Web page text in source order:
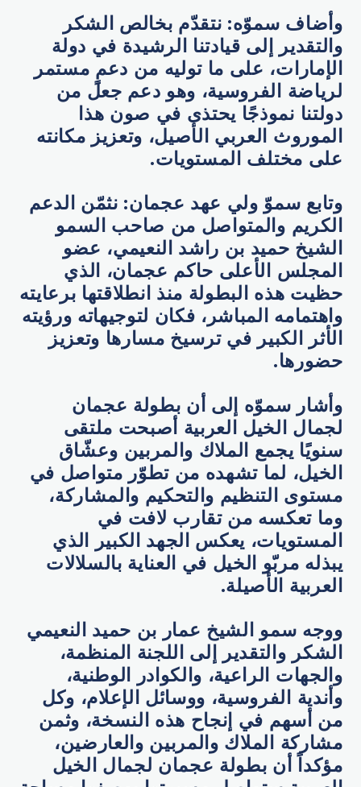
وأضاف سموّه: نتقدّم بخالص الشكر
والتقدير إلى قيادتنا الرشيدة في دولة
الإمارات، على ما توليه من دعمٍ مستمر
لرياضة الفروسية، وهو دعم جعل من
دولتنا نموذجًا يحتذى في صون هذا
الموروث العربي الأصيل، وتعزيز مكانته
على مختلف المستويات.
وتابع سموّ ولي عهد عجمان: نثمّن الدعم
الكريم والمتواصل من صاحب السمو
الشيخ حميد بن راشد النعيمي، عضو
المجلس الأعلى حاكم عجمان، الذي
حظيت هذه البطولة منذ انطلاقتها برعايته
واهتمامه المباشر، فكان لتوجيهاته ورؤيته
الأثر الكبير في ترسيخ مسارها وتعزيز
حضورها.
وأشار سموّه إلى أن بطولة عجمان
لجمال الخيل العربية أصبحت ملتقى
سنويًا يجمع الملاك والمربين وعشّاق
الخيل، لما تشهده من تطوّر متواصل في
مستوى التنظيم والتحكيم والمشاركة،
وما تعكسه من تقارب لافت في
المستويات، يعكس الجهد الكبير الذي
يبذله مربّو الخيل في العناية بالسلالات
العربية الأصيلة.
ووجه سمو الشيخ عمار بن حميد النعيمي
الشكر والتقدير إلى اللجنة المنظمة،
والجهات الراعية، والكوادر الوطنية،
وأندية الفروسية، ووسائل الإعلام، وكل
من أسهم في إنجاح هذه النسخة، وثمن
مشاركة الملاك والمربين والعارضين،
مؤكداً أن بطولة عجمان لجمال الخيل